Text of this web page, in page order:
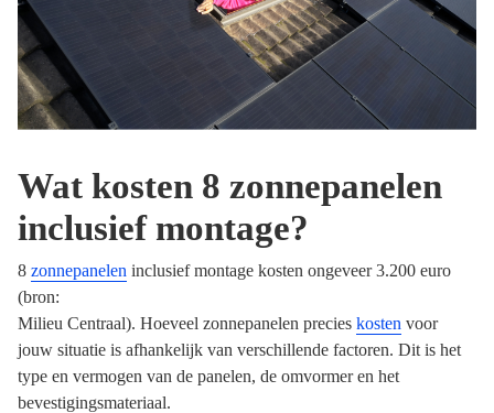
Wat kosten 8 zonnepanelen
inclusief montage?
8 zonnepanelen inclusief montage kosten ongeveer 3.200 euro
(bron:
Milieu Centraal). Hoeveel zonnepanelen precies kosten voor
jouw situatie is afhankelijk van verschillende factoren. Dit is het
type en vermogen van de panelen, de omvormer en het
bevestigingsmateriaal.